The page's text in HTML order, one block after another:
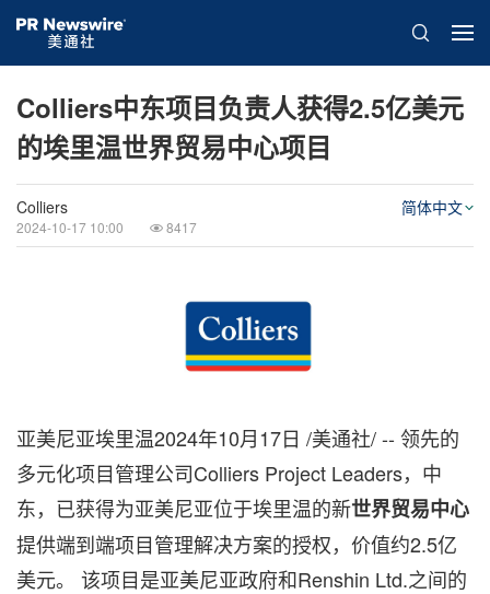
Colliers中东项目负责人获得2.5亿美元
的埃里温世界贸易中心项目
Colliers
2024-10-17 10:00 8417
简体中文
亚美尼亚埃里温2024年10月17日 /美通社/ -- 领先的
多元化项目管理公司Colliers Project Leaders，中
东，已获得为亚美尼亚位于埃里温的新世界贸易中心
提供端到端项目管理解决方案的授权，价值约2.5亿
美元。 该项目是亚美尼亚政府和Renshin Ltd.之间的